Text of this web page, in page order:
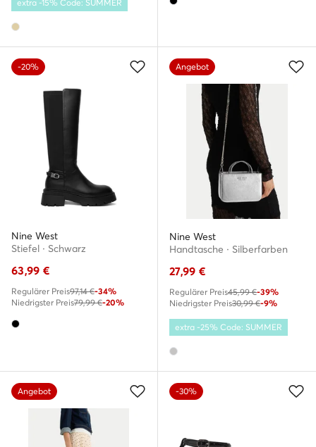
extra -15% Code: SUMMER
-20%
Nine West
Stiefel · Schwarz
63,99 €
Regulärer Preis97,14 €-34%
Niedrigster Preis79,99 €-20%
Angebot
Nine West
Handtasche · Silberfarben
27,99 €
Regulärer Preis45,99 €-39%
Niedrigster Preis30,99 €-9%
extra -25% Code: SUMMER
Angebot -30%